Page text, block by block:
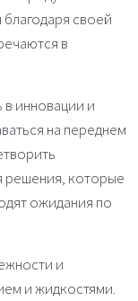
своей
в
инновации и
на переднем
решения, которые
ожидания по
и
и жидкостями.